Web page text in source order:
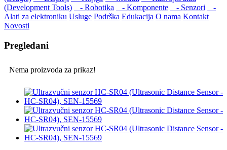
(Development Tools)
- Robotika - Komponente - Senzori
-
Alati za elektroniku Usluge Podrška Edukacija O nama Kontakt
Novosti
Pregledani
Nema proizvoda za prikaz!